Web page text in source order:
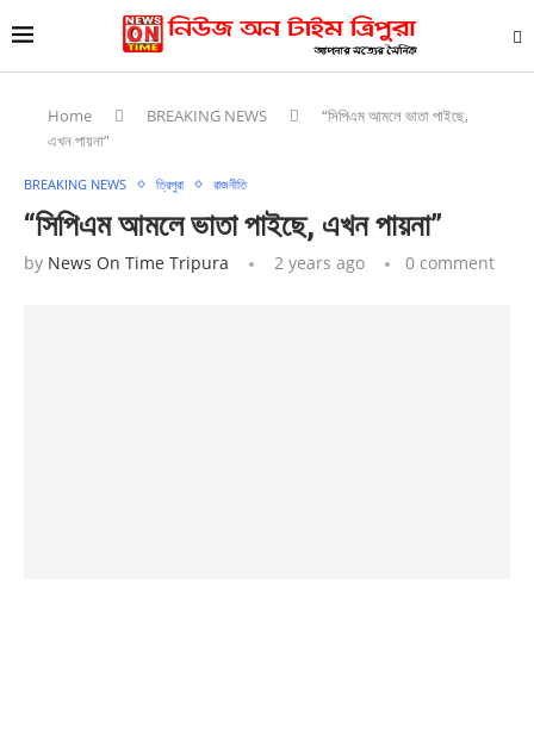
Home BREAKING NEWS
“সিপিএম আমলে ভাতা পাইছে,
এখন পায়না”
BREAKING NEWS ত্রিপুরা রাজনীতি
“সিপিএম আমলে ভাতা পাইছে, এখন পায়না”
by News On Time Tripura 2 years ago 0 comment